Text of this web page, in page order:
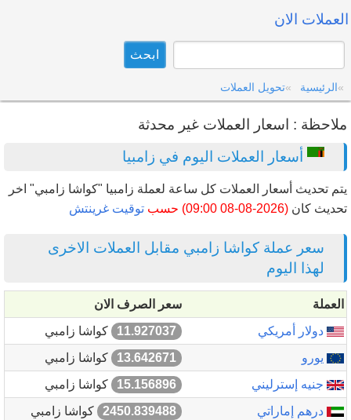
العملات الان
الرئيسية تحويل العملات
ملاحظة : اسعار العملات غير محدثة
أسعار العملات اليوم في زامبيا
يتم تحديث أسعار العملات كل ساعة لعملة زامبيا "كواشا زامبي" اخر
تحديث كان (2026-08-08 09:00) حسب توقيت غرينتش
سعر عملة كواشا زامبي مقابل العملات الاخرى
لهذا اليوم
العملة
سعر الصرف الان
دولار أمريكي
11.927037
كواشا زامبي
يورو
13.642671
كواشا زامبي
جنيه إسترليني
15.156896
كواشا زامبي
درهم إماراتي
2450.839488
كواشا زامبي